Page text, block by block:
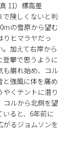
11）標高差
で険しくないと判
ｍの雪原から望む
りヒマラヤだっ
加えて右岸から
登攀で思うように
も崩れ始め、コル
と強風に体を痛め
くテントに潜り
コルから北側を望
ると、6年前に
がるジョムソンを